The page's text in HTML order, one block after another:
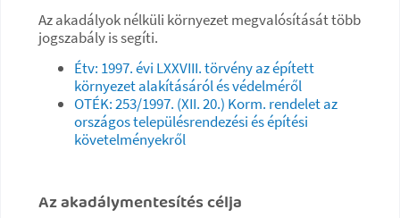
Az akadályok nélküli környezet megvalósítását több
jogszabály is segíti.
Étv: 1997. évi LXXVIII. törvény az épített
környezet alakításáról és védelméről
OTÉK: 253/1997. (XII. 20.) Korm. rendelet az
országos településrendezési és építési
követelményekről
Az akadálymentesítés célja